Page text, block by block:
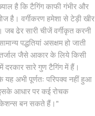
है कि टैगिंग काफी गंभीर और
है। वर्गीकरण हमेशा से टेड़ी खीर
जब ढेर सारी चीजें वर्गीकृत करनी
पद्धतियां असक्षम हो जाती
जैसे आकार के लिये किसी
में दरकार सारे गुण टैगिंग में हैं।
यह अभी पूर्णतः परिपक्व नहीं हुआ
आधार पर कई रोचक
बन सकते हैं।"